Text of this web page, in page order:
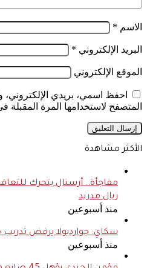
الاسم *
البريد الإلكتروني *
الموقع الإلكتروني
احفظ اسمي، بريدي الإلكتروني،
المتصفح لاستخدامها المرة المقبلة
الأكثر مشاهدة
مفاجأة.. أرسنال يتحرك
ريال مدريد
منذ أسبوعين
سكاي: جوارديولا يرفض تدريب
منذ أسبوعين